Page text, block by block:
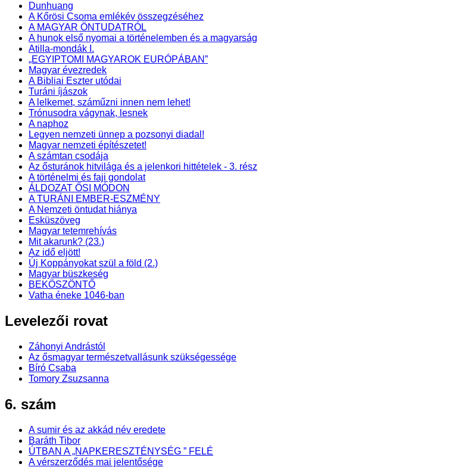
Dunhuang
A Kőrösi Csoma emlékév összegzéséhez
A MAGYAR ÖNTUDATRÓL
A hunok első nyomai a történelemben és a magyarság
Atilla-mondák I.
„EGYIPTOMI MAGYAROK EURÓPÁBAN”
Magyar évezredek
A Bibliai Eszter utódai
Turáni íjászok
A lelkemet, száműzni innen nem lehet!
Trónusodra vágynak, lesnek
A naphoz
Legyen nemzeti ünnep a pozsonyi diadal!
Magyar nemzeti építészetet!
A számtan csodája
Az ősturánok hitvilága és a jelenkori hittételek - 3. rész
A történelmi és faji gondolat
ÁLDOZAT ŐSI MÓDON
A TURÁNI EMBER-ESZMÉNY
A Nemzeti öntudat hiánya
Esküszöveg
Magyar tetemrehívás
Mit akarunk? (23.)
Az idő eljött!
Új Koppányokat szül a föld (2.)
Magyar büszkeség
BEKÖSZÖNTŐ
Vatha éneke 1046-ban
Levelezői rovat
Záhonyi Andrástól
Az ősmagyar természetvallásunk szükségessége
Bíró Csaba
Tomory Zsuzsanna
6. szám
A sumir és az akkád név eredete
Baráth Tibor
ÚTBAN A „NAPKERESZTÉNYSÉG ” FELÉ
A vérszerződés mai jelentősége